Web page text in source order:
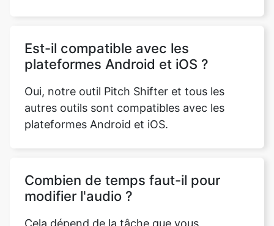
autres outils sont compatibles avec les
plateformes Android et iOS.
Combien de temps faut-il pour
souhaitez accomplir. Grâce à notre Pitch
Shifter, vous pouvez modifier les
fréquences de votre fichier audio en